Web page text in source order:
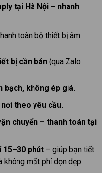
tại Hà Nội – nhanh
toàn bộ thiết bị âm
bị cần bán (qua Zalo
bạch, không ép giá.
theo yêu cầu.
chuyển – thanh toán tại
15–30 phút – giúp bạn tiết
không mất phí dọn dẹp.